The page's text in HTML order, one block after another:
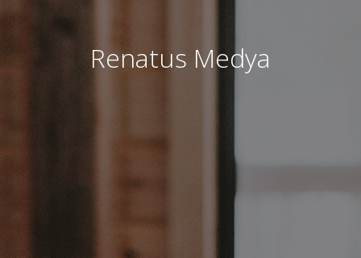
Renatus Medya